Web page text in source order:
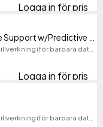
Logga in för pris
Utökat serviceavtal - material och tillverkning (för bärbara datorer) - 3 år - på platsen - 9x5 - svarstid: NBD - för ZBook Power G11, Studio G11; ZBook 8; ZBook Fury G1i; ZBook Power 16 G11; ZBook X G1i, G2i
Logga in för pris
Utökat serviceavtal - material och tillverkning (för bärbara datorer) - 3 år (från ursprungligt inköpsdatum av utrustningen) - på platsen - svarstid: NBD - för P/N: 12W1001HUS, 12XD000VPG